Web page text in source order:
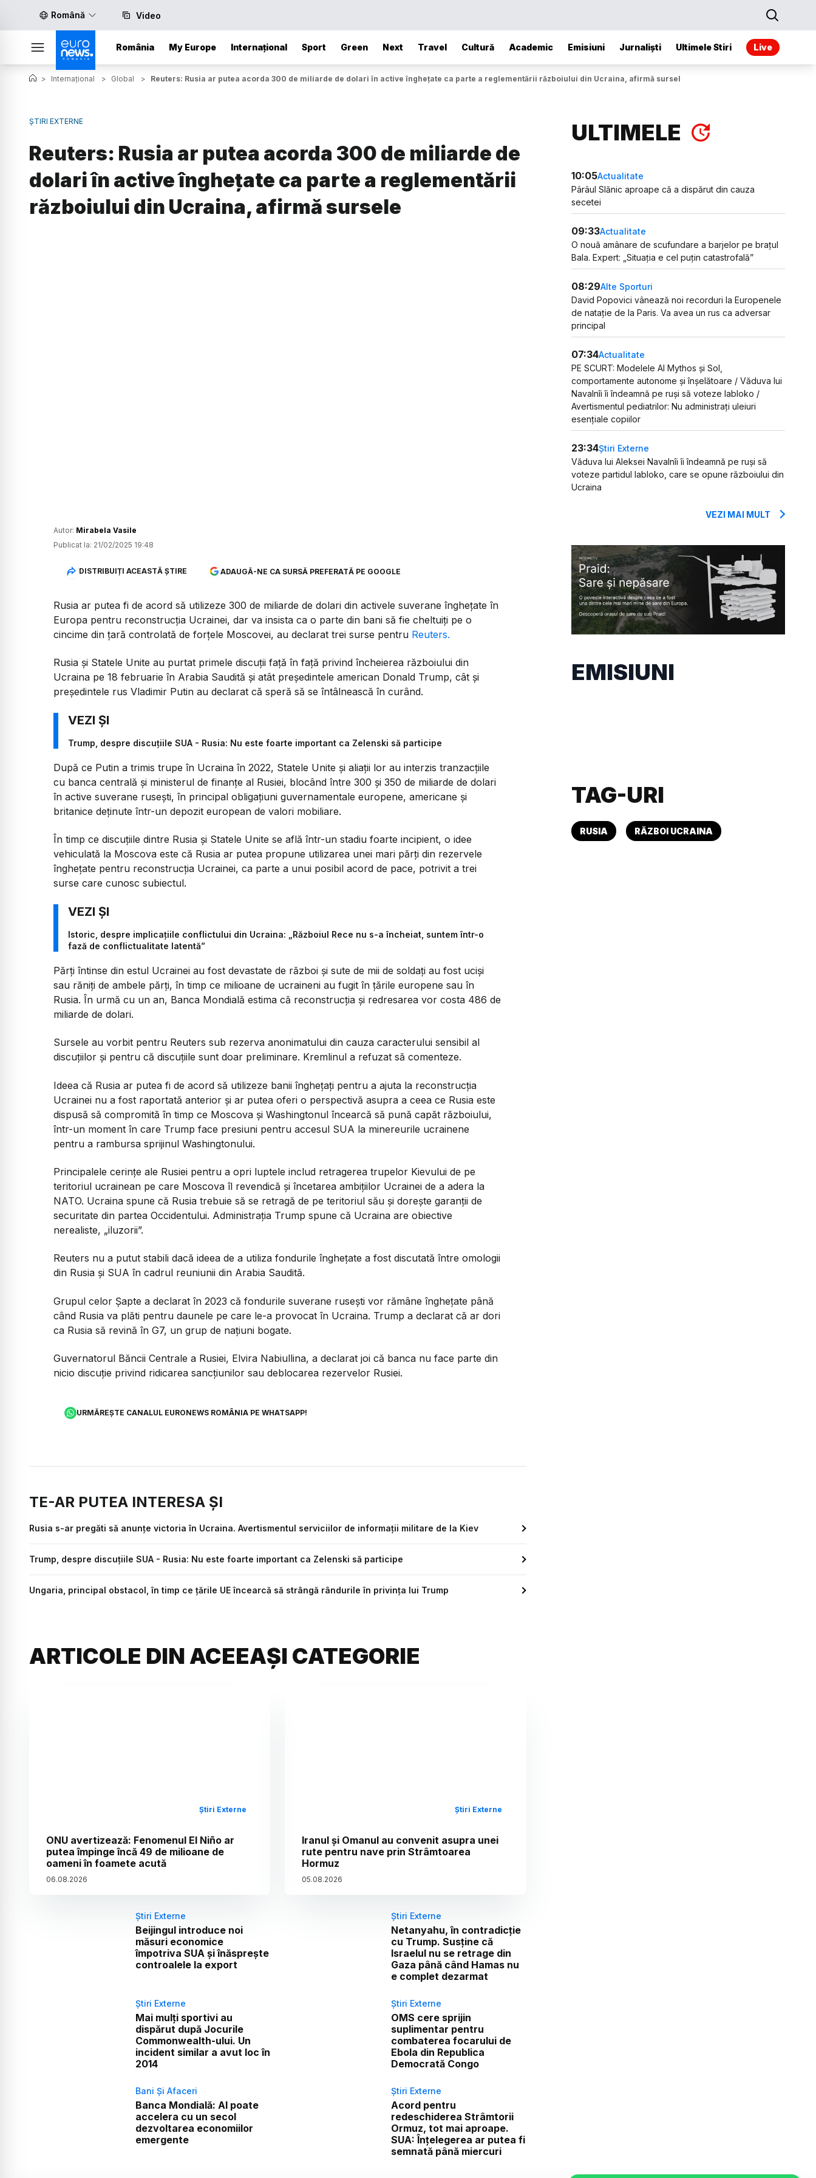
Română Video
România My Europe Internațional Sport Green Next Travel Cultură Academic Emisiuni Jurnaliști Ultimele Stiri Live
> Internațional > Global > Reuters: Rusia ar putea acorda 300 de miliarde de dolari în active înghețate ca parte a reglementării războiului din Ucraina, afirmă sursele
ȘTIRI EXTERNE
Reuters: Rusia ar putea acorda 300 de miliarde de
dolari în active înghețate ca parte a reglementării
războiului din Ucraina, afirmă sursele
Autor: Mirabela Vasile
Publicat la: 21/02/2025 19:48
DISTRIBUIȚI ACEASTĂ ȘTIRE ADAUGĂ-NE CA SURSĂ PREFERATĂ PE GOOGLE
Rusia ar putea fi de acord să utilizeze 300 de miliarde de dolari din activele suverane înghețate în
Europa pentru reconstrucția Ucrainei, dar va insista ca o parte din bani să fie cheltuiți pe o
cincime din țară controlată de forțele Moscovei, au declarat trei surse pentru Reuters.
Rusia și Statele Unite au purtat primele discuții față în față privind încheierea războiului din
Ucraina pe 18 februarie în Arabia Saudită și atât președintele american Donald Trump, cât și
președintele rus Vladimir Putin au declarat că speră să se întâlnească în curând.
Trump, despre discuțiile SUA - Rusia: Nu este foarte important ca Zelenski să participe
După ce Putin a trimis trupe în Ucraina în 2022, Statele Unite și aliații lor au interzis tranzacțiile
cu banca centrală și ministerul de finanțe al Rusiei, blocând între 300 și 350 de miliarde de dolari
în active suverane rusești, în principal obligațiuni guvernamentale europene, americane și
britanice deținute într-un depozit european de valori mobiliare.
În timp ce discuțiile dintre Rusia și Statele Unite se află într-un stadiu foarte incipient, o idee
vehiculată la Moscova este că Rusia ar putea propune utilizarea unei mari părți din rezervele
înghețate pentru reconstrucția Ucrainei, ca parte a unui posibil acord de pace, potrivit a trei
surse care cunosc subiectul.
Istoric, despre implicațiile conflictului din Ucraina: „Războiul Rece nu s-a încheiat, suntem într-o
fază de conflictualitate latentă”
Părți întinse din estul Ucrainei au fost devastate de război și sute de mii de soldați au fost uciși
sau răniți de ambele părți, în timp ce milioane de ucraineni au fugit în țările europene sau în
Rusia. În urmă cu un an, Banca Mondială estima că reconstrucția și redresarea vor costa 486 de
miliarde de dolari.
Sursele au vorbit pentru Reuters sub rezerva anonimatului din cauza caracterului sensibil al
discuțiilor și pentru că discuțiile sunt doar preliminare. Kremlinul a refuzat să comenteze.
Ideea că Rusia ar putea fi de acord să utilizeze banii înghețați pentru a ajuta la reconstrucția
Ucrainei nu a fost raportată anterior și ar putea oferi o perspectivă asupra a ceea ce Rusia este
dispusă să compromită în timp ce Moscova și Washingtonul încearcă să pună capăt războiului,
într-un moment în care Trump face presiuni pentru accesul SUA la minereurile ucrainene
pentru a rambursa sprijinul Washingtonului.
Principalele cerințe ale Rusiei pentru a opri luptele includ retragerea trupelor Kievului de pe
teritoriul ucrainean pe care Moscova îl revendică și încetarea ambițiilor Ucrainei de a adera la
NATO. Ucraina spune că Rusia trebuie să se retragă de pe teritoriul său și dorește garanții de
securitate din partea Occidentului. Administrația Trump spune că Ucraina are obiective
nerealiste, „iluzorii”.
Reuters nu a putut stabili dacă ideea de a utiliza fondurile înghețate a fost discutată între omologii
din Rusia și SUA în cadrul reuniunii din Arabia Saudită.
Grupul celor Șapte a declarat în 2023 că fondurile suverane rusești vor rămâne înghețate până
când Rusia va plăti pentru daunele pe care le-a provocat în Ucraina. Trump a declarat că ar dori
ca Rusia să revină în G7, un grup de națiuni bogate.
Guvernatorul Băncii Centrale a Rusiei, Elvira Nabiullina, a declarat joi că banca nu face parte din
nicio discuție privind ridicarea sancțiunilor sau deblocarea rezervelor Rusiei.
URMĂREȘTE CANALUL EURONEWS ROMÂNIA PE WHATSAPP!
TE-AR PUTEA INTERESA ȘI
Rusia s-ar pregăti să anunțe victoria în Ucraina. Avertismentul serviciilor de informații militare de la Kiev
Trump, despre discuțiile SUA - Rusia: Nu este foarte important ca Zelenski să participe
Ungaria, principal obstacol, în timp ce țările UE încearcă să strângă rândurile în privința lui Trump
ARTICOLE DIN ACEEAȘI CATEGORIE
Știri Externe
ONU avertizează: Fenomenul El Niño ar
putea împinge încă 49 de milioane de
oameni în foamete acută
06.08.2026
Știri Externe
Iranul și Omanul au convenit asupra unei
rute pentru nave prin Strâmtoarea
Hormuz
05.08.2026
Știri Externe
Beijingul introduce noi
măsuri economice
împotriva SUA și înăsprește
controalele la export
Știri Externe
Netanyahu, în contradicție
cu Trump. Susține că
Israelul nu se retrage din
Gaza până când Hamas nu
e complet dezarmat
Știri Externe
Mai mulți sportivi au
dispărut după Jocurile
Commonwealth-ului. Un
incident similar a avut loc în
2014
Știri Externe
OMS cere sprijin
suplimentar pentru
combaterea focarului de
Ebola din Republica
Democrată Congo
Bani Și Afaceri
Banca Mondială: AI poate
accelera cu un secol
dezvoltarea economiilor
emergente
Știri Externe
Acord pentru
redeschiderea Strâmtorii
Ormuz, tot mai aproape.
SUA: Înțelegerea ar putea fi
semnată până miercuri
ULTIMELE
10:05Actualitate
Pârâul Slănic aproape că a dispărut din cauza
secetei
09:33Actualitate
O nouă amânare de scufundare a barjelor pe brațul
Bala. Expert: „Situația e cel puțin catastrofală”
08:29Alte Sporturi
David Popovici vânează noi recorduri la Europenele
de natație de la Paris. Va avea un rus ca adversar
principal
07:34Actualitate
PE SCURT: Modelele AI Mythos și Sol,
comportamente autonome și înșelătoare / Văduva lui
Navalnîi îi îndeamnă pe ruși să voteze Iabloko /
Avertismentul pediatrilor: Nu administrați uleiuri
esențiale copiilor
23:34Știri Externe
Văduva lui Aleksei Navalnîi îi îndeamnă pe ruși să
voteze partidul Iabloko, care se opune războiului din
Ucraina
VEZI MAI MULT
EMISIUNI
TAG-URI
RUSIA RĂZBOI UCRAINA